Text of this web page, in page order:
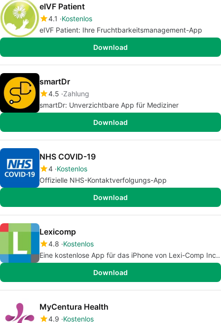
eIVF Patient
4.1
Kostenlos
eIVF Patient: Ihre Fruchtbarkeitsmanagement-App
Download
smartDr
4.5 Zahlung
smartDr: Unverzichtbare App für Mediziner
Download
NHS COVID-19
4 Kostenlos
Offizielle NHS-Kontaktverfolgungs-App
Download
Lexicomp
4.8 Kostenlos
Eine kostenlose App für das iPhone von Lexi-Comp Inc..
Download
MyCentura Health
4.9 Kostenlos